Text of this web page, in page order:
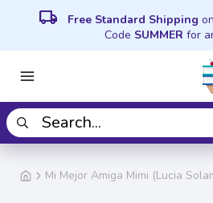
local_shipping Free Standard Shipping
Code SUMMER for
Mi Mejor Amiga Mimi (Lucia